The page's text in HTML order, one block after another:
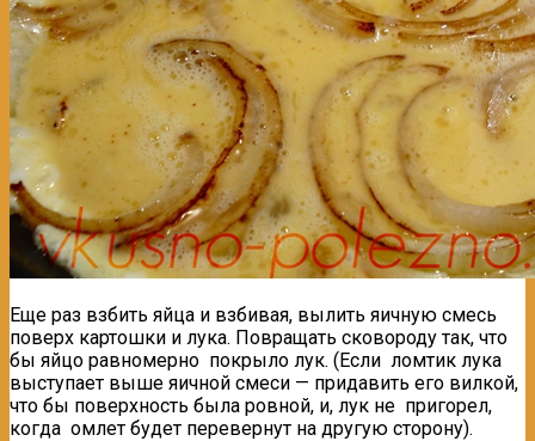
Еще раз взбить яйца и взбивая, вылить яичную смесь
поверх картошки и лука. Повращать сковороду так, что
бы яйцо равномерно покрыло лук. (Если ломтик лука
выступает выше яичной смеси — придавить его вилкой,
что бы поверхность была ровной, и, лук не пригорел,
когда омлет будет перевернут на другую сторону).